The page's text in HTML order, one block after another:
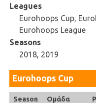
Leagues
Eurohoops Cup,
Eurohoops League
Seasons
2018, 2019
Eurohoops Cup
Season
Season Ομάδα